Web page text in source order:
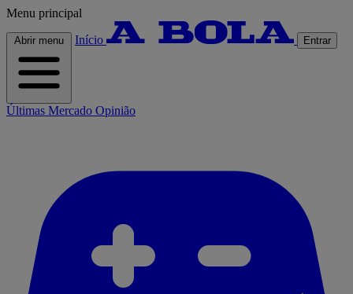
Menu principal
Abrir menu Início Entrar
Últimas Mercado Opinião